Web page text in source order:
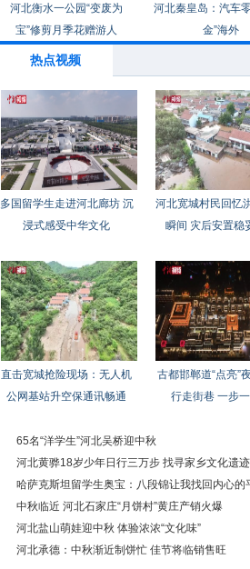
河北衡水一公园“变废为
宝”修剪月季花赠游人
河北秦皇岛：汽车
金”海外
热点视频
多国留学生走进河北廊坊 沉
浸式感受中华文化
河北宽城村民回忆
瞬间 灾后安置稳
直击宽城抢险现场：无人机
公网基站升空保通讯畅通
古都邯郸道“点亮”
行走街巷 一步
65名“洋学生”河北吴桥迎中秋
河北黄骅18岁少年日行三万步 找寻家乡文化遗迹
哈萨克斯坦留学生奥宝：八段锦让我找回内心的
中秋临近 河北石家庄“月饼村”黄庄产销火爆
河北盐山萌娃迎中秋 体验浓浓“文化味”
河北承德：中秋渐近制饼忙 佳节将临销售旺